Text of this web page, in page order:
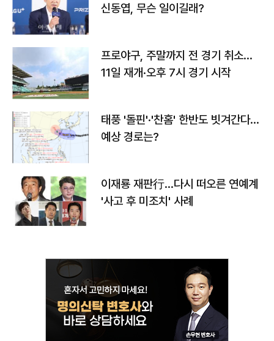
신동엽, 무슨 일이길래?
프로야구, 주말까지 전 경기 취소…
11일 재개·오후 7시 경기 시작
태풍 '돌핀'·'찬홈' 한반도 빗겨간다…
예상 경로는?
이재룡 재판行…다시 떠오른 연예계
'사고 후 미조치' 사례